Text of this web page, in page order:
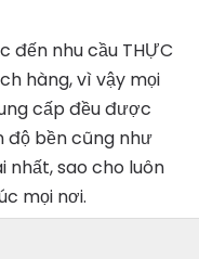
đến nhu cầu THỰC
hàng, vì vậy mọi
cấp đều được
độ bền cũng như
nhất, sao cho luôn
mọi nơi.